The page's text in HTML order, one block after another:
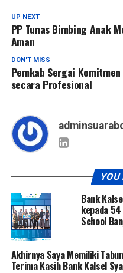
UP NEXT
PP Tunas Bimbing Anak
Aman
DON'T MISS
Pemkab Sergai
secara Profesional
Bank
kepada
School
Akhirnya Saya Memiliki
Terima Kasih Bank Kalsel